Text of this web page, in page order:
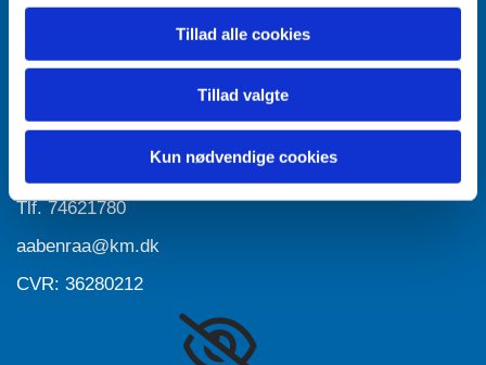
Tillad alle cookies
Tillad valgte
Kun nødvendige cookies
Accepter venligst marketingcookies for at se
dette indhold.
Accepter cookies
Tlf. 74621780
aabenraa@km.dk
CVR: 36280212